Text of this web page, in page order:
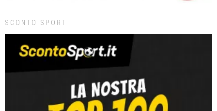
SCONTO SPORT